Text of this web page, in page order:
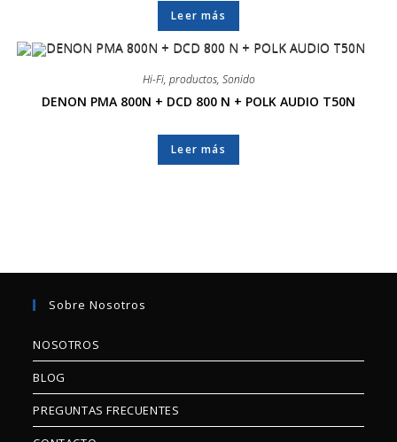
Leer más
Hi-Fi, productos, Sonido
DENON PMA 800N + DCD 800 N + POLK AUDIO T50N
Leer más
Sobre Nosotros
NOSOTROS
BLOG
PREGUNTAS FRECUENTES